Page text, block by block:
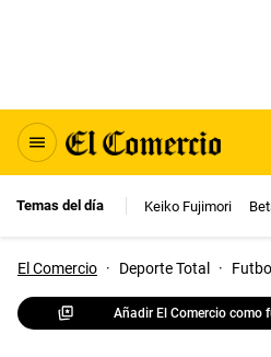
Temas del día Keiko Fujimori
El Comercio · Deporte Total ·
Añadir El Comercio como